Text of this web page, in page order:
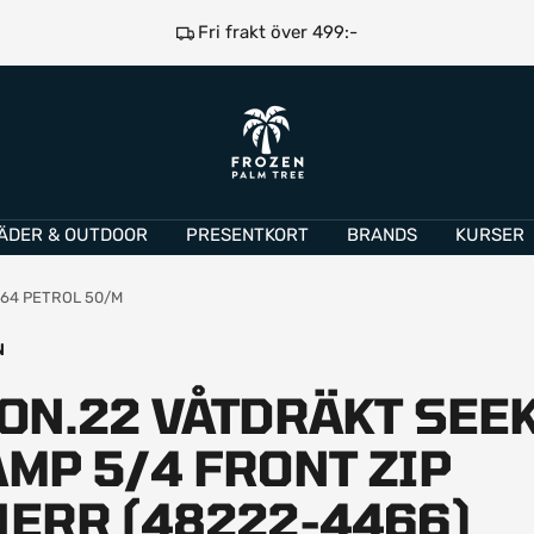
Fri frakt över 499:-
Frozen
Palm
Tree
& OUTDOOR PRESENTKORT BRANDS KURSER
PETROL 50/M
VÅTDRÄKT
5/4 FRONT ZIP
(48222-4466)